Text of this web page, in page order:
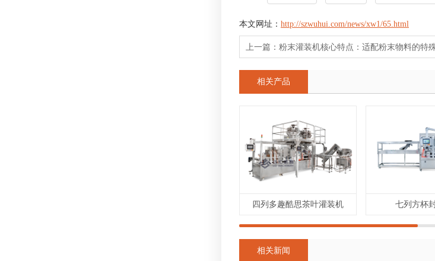
本文网址： http://szwuhui.com/news/xw1/65.html
上一篇： 粉末灌装机核心特点：适配粉末物料的特
相关产品
四列多趣酷思茶叶灌装机 七列方杯
相关新闻